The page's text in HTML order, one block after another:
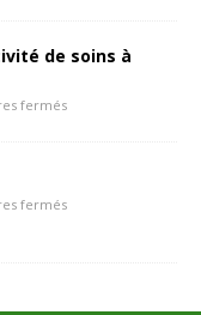
de soins à
fermés
fermés